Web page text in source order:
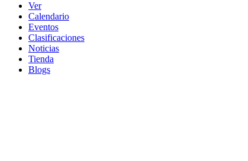
Ver
Calendario
Eventos
Clasificaciones
Noticias
Tienda
Blogs